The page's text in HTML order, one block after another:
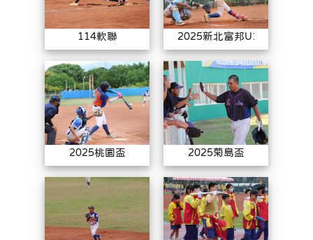
114軟聯 2025新北富邦U15
2025桃園盃
2025桃園盃
2025菊
2025菊島盃
113學年度棒球聯賽 113學年